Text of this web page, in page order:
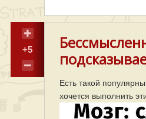
+5
Есть такой
хочется выполнить